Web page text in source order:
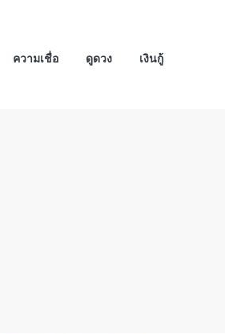
ความเชื่อ ดูดวง เงินกู้